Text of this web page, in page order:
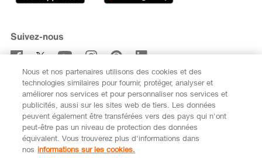
Médias
Code de conduite et signalement
Suivez-nous
S’abonner à la newsletter
FR
Nous et nos partenaires utilisons des cookies et des
technologies similaires pour fournir, protéger, analyser et
améliorer nos services et pour personnaliser nos services et
publicités, aussi sur les sites web de tiers. Les données
peuvent également être transférées vers des pays qui n'ont
peut-être pas un niveau de protection des données
équivalent. Vous trouverez plus d'informations dans
nos informations sur les cookies.